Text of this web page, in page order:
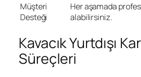
Müşteri
Desteği
Her aşamada
alabilirsiniz.
Kavacık Yurtdışı
Süreçleri